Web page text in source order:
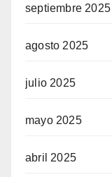
septiembre 2025
agosto 2025
julio 2025
mayo 2025
abril 2025